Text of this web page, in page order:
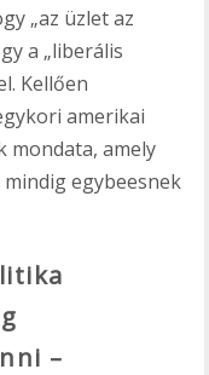
„az üzlet az
a „liberális
Kellően
amerikai
mondata, amely
egybeesnek
–